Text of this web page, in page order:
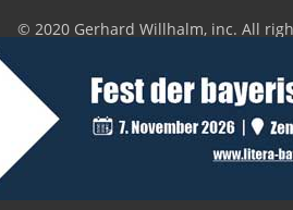
© 2020 Gerhard Willhalm, inc. All